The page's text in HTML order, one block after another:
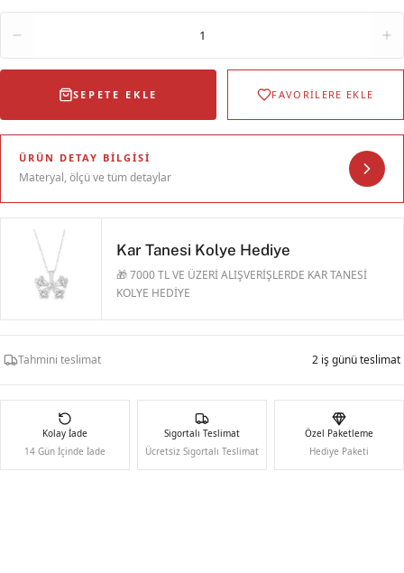
1
SEPETE EKLE FAVORİLERE EKLE
ÜRÜN DETAY BILGISI
Materyal, ölçü ve tüm detaylar
Kar Tanesi Kolye Hediye
🎁 7000 TL VE ÜZERİ ALIŞVERİŞLERDE KAR TANESİ
KOLYE HEDİYE
Tahmini teslimat 2 iş günü teslimat
Kolay İade
14 Gün İçinde İade
Sigortalı Teslimat
Ücretsiz Sigortalı Teslimat
Özel Paketleme
Hediye Paketi